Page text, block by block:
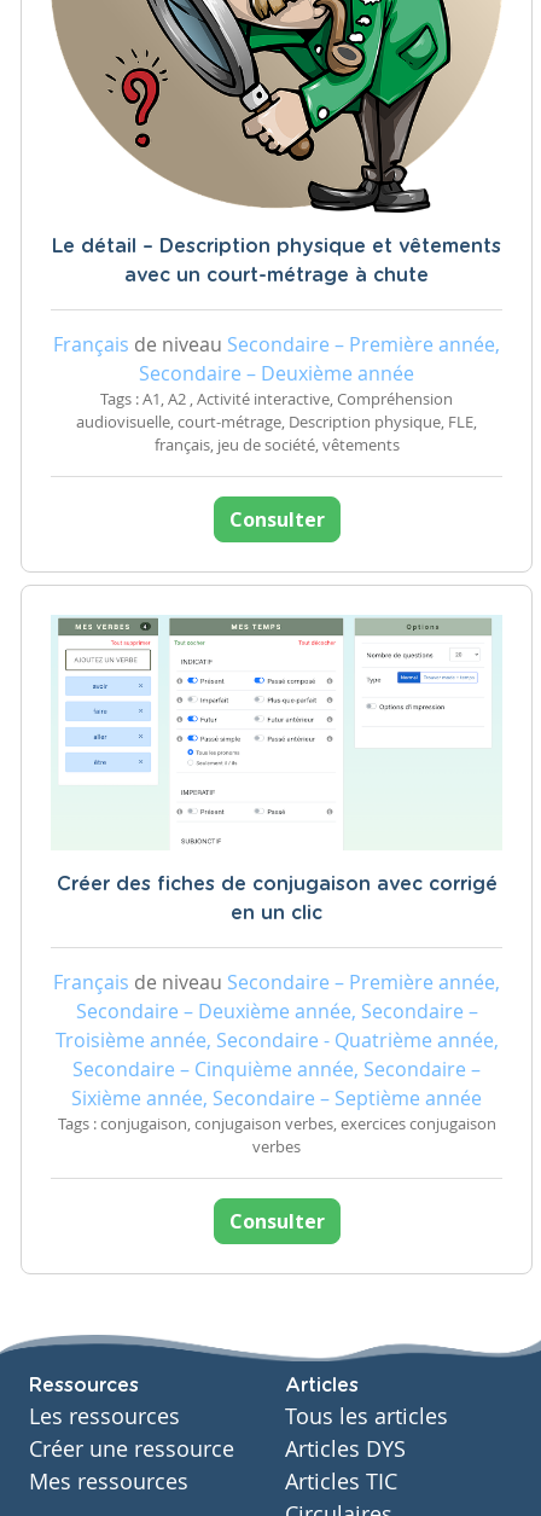
Le détail – Description physique et vêtements
avec un court-métrage à chute
Français de niveau Secondaire – Première année,
Secondaire – Deuxième année
Tags : A1, A2 , Activité interactive, Compréhension
audiovisuelle, court-métrage, Description physique, FLE,
français, jeu de société, vêtements
Consulter
Créer des fiches de conjugaison avec corrigé
en un clic
Français de niveau Secondaire – Première année,
Secondaire – Deuxième année, Secondaire –
Troisième année, Secondaire - Quatrième année,
Secondaire – Cinquième année, Secondaire –
Sixième année, Secondaire – Septième année
Tags : conjugaison, conjugaison verbes, exercices conjugaison
verbes
Consulter
Ressources
Les ressources
Créer une ressource
Mes ressources
Articles
Tous les articles
Articles DYS
Articles TIC